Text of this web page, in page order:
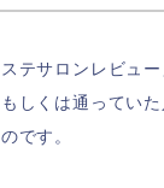
テサロンレビュ
しくは通ってい
です。